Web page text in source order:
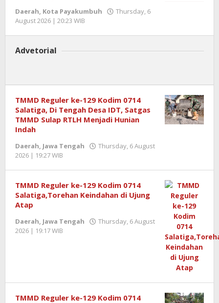
Daerah, Kota Payakumbuh
Thursday, 6
August 2026 | 20:23 WIB
Advetorial
TMMD Reguler ke-129 Kodim 0714
Salatiga, Di Tengah Desa IDT, Satgas
TMMD Sulap RTLH Menjadi Hunian
Indah
Daerah, Jawa Tengah
Thursday, 6 August
2026 | 19:27 WIB
TMMD Reguler ke-129 Kodim 0714
Salatiga,Torehan Keindahan di Ujung
Atap
Daerah, Jawa Tengah
Thursday, 6 August
2026 | 19:17 WIB
TMMD Reguler ke-129 Kodim 0714